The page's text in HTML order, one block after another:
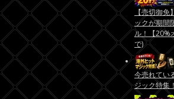
【売切御
ックが期間
ル！【20%
で)
今売れてい
ジック特集！